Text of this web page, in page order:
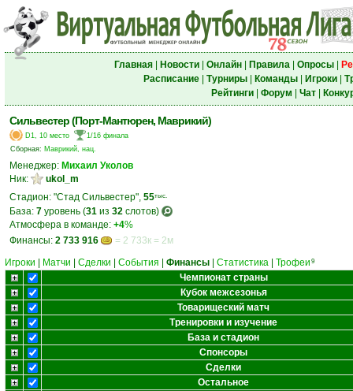
Главная| Новости| Онлайн| Правила| Опросы|
Расписание| Турниры| Команды| Игроки|
Рейтинги| Форум Чат|
Сильвестер (Порт-Мантюрен, Маврикий)
D1, 10 место
1/16 финала
Сборная: Маврикий, нац.
Менеджер: Михаил Уколов
Ник:
ukol_m
Стадион: "Стад Сильвестер", 55тыс.
База: 7 уровень (31 из 32 слотов)
Атмосфера в команде: +4%
Финансы: 2 733 916
= 2 733к = 2м
Игроки
Матчи Сделки События Финансы Статистика Трофеи 9
Чемпионат страны
Кубок межсезонья
Товарищеский матч
Тренировки и изучение
База и стадион
Спонсоры
Сделки
Остальное